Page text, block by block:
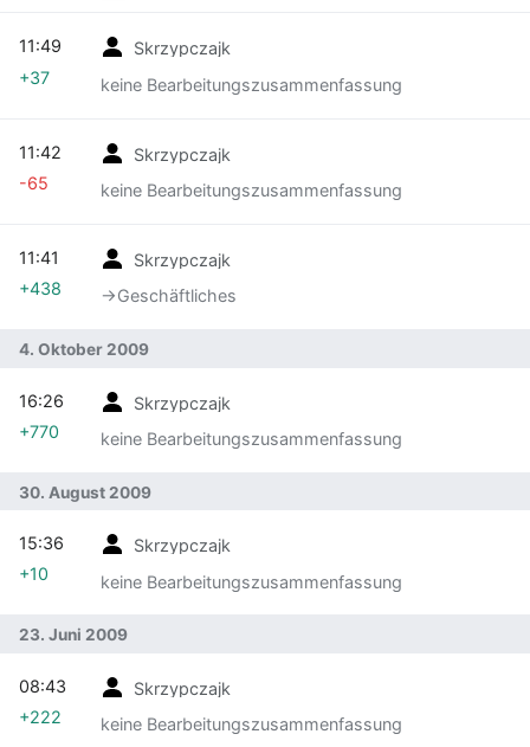
Skrzypczajk
keine Bearbeitungszusammenfassung
11:49
+37
Skrzypczajk
keine Bearbeitungszusammenfassung
11:42
-65
Skrzypczajk
→‎Geschäftliches
11:41
+438
4. Oktober 2009
Skrzypczajk
keine Bearbeitungszusammenfassung
16:26
+770
30. August 2009
Skrzypczajk
keine Bearbeitungszusammenfassung
15:36
+10
23. Juni 2009
Skrzypczajk
keine Bearbeitungszusammenfassung
08:43
+222